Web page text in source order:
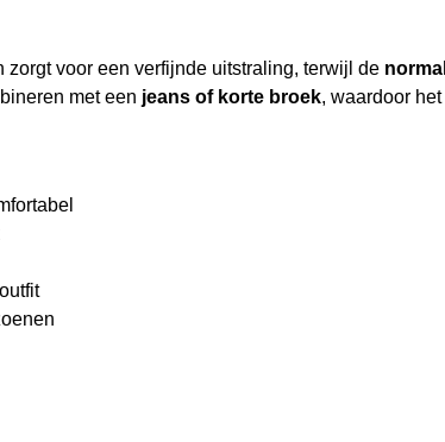
zorgt voor een verfijnde uitstraling, terwijl de
met een jeans of korte broek, waardoor